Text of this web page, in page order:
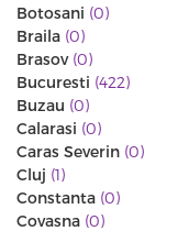
Botosani (0)
Braila (0)
Brasov (0)
Bucuresti (422)
Buzau (0)
Calarasi (0)
Caras Severin (0)
Cluj (1)
Constanta (0)
Covasna (0)